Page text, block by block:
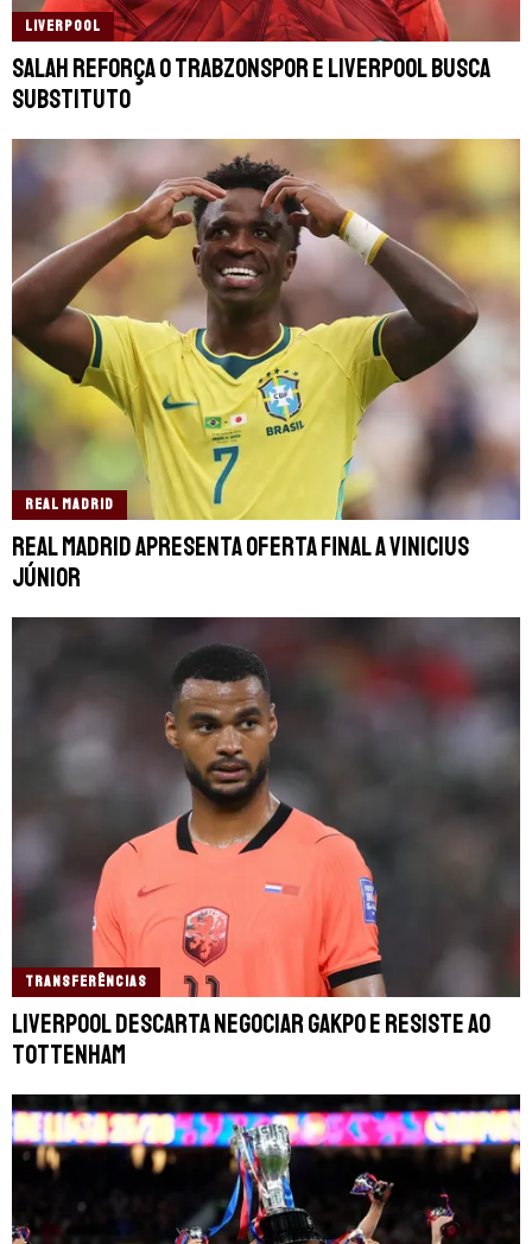
LIVERPOOL
Salah reforça o Trabzonspor e Liverpool busca
substituto
REAL MADRID
Real Madrid apresenta oferta final a Vinicius
Júnior
TRANSFERÊNCIAS
Liverpool descarta negociar Gakpo e resiste ao
Tottenham